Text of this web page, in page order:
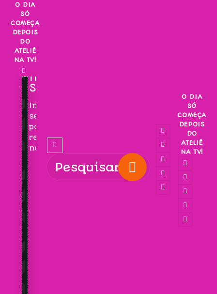
Skip
content
O DIA
SÓ
COMEÇA
DEPOIS
DO
ATELIÊ
NA TV!
INSCREVA-
SE!
Inscreva-
se
para
receber
novidades!
O DIA
SÓ
COMEÇA
DEPOIS
DO
ATELIÊ
NA TV!